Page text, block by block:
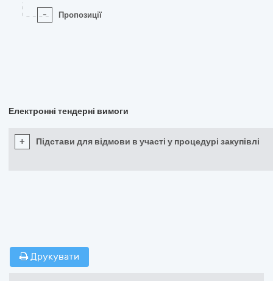
- Пропозиції
Електронні тендерні вимоги
+ Підстави для відмови в участі у процедурі закупівлі
Друкувати